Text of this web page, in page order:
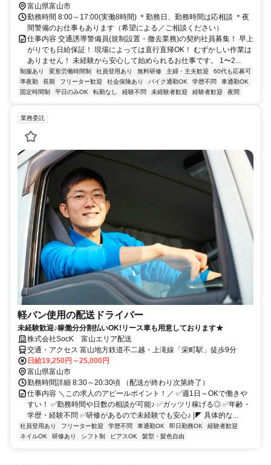
富山県富山市
勤務時間 8:00～17:00(実働8時間) ＊勤務日、勤務時間は応相談 ＊夜
間警備のお仕事もあります（希望による／ご相談ください）
仕事内容 交通誘導警備員(規制設置・撤去業務)の契約社員募集！ 早上
がりでも日給保証！ 現場によっては直行直帰OK！ むずかしい作業は
ありません！ 未経験から安心して始められるお仕事です。 1〜2...
制服あり 変形労働時間制 社員登用あり 無料研修 主婦・主夫歓迎
60代も応募可
準夜勤
長期 フリーター歓迎 社会保険あり バイク通勤OK 学歴不問
車通勤OK
固定時間制
平日のみOK 転勤なし 経験不問 未経験者歓迎 経験者歓迎 夜間
業務委託
軽バン使用の配送ドライバー
未経験歓迎♪稼働分分割払いOK!リース車も用意しております★
株式会社SocK 富山エリア配送
交通・アクセス 富山地方鉄道不二越・上滝線「栄町駅」徒歩9分
日給19,250円～25,000円
富山県富山市
勤務時間詳細 8:30～20:30頃 （配送が終わり次第終了）
仕事内容 ＼この求人のアピールポイント！／ ✅週1日～OKで働きや
すい！ ✅勤務時間や日数の相談が可能♪ ✅ガッツリ稼げる◎ ✅年齢・
学歴・経験不問 ✅研修があるので未経験でも安心♪ |◤ 具体的な...
社員登用あり フリーター歓迎 学歴不問 車通勤OK 即日勤務OK
経験者歓迎
ネイルOK
研修あり シフト制 ピアスOK 髪型・髪色自由